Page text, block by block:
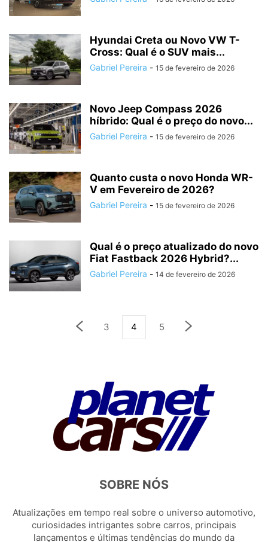
Hyundai Creta ou Novo VW T-
Cross: Qual é o SUV mais...
Gabriel Pereira - 15 de fevereiro de 2026
Novo Jeep Compass 2026
híbrido: Qual é o preço do novo...
Gabriel Pereira - 15 de fevereiro de 2026
Quanto custa o novo Honda WR-
V em Fevereiro de 2026?
Gabriel Pereira - 15 de fevereiro de 2026
Qual é o preço atualizado do novo
Fiat Fastback 2026 Hybrid?...
Gabriel Pereira - 14 de fevereiro de 2026
3 4 5
SOBRE NÓS
Atualizações em tempo real sobre o universo automotivo,
curiosidades intrigantes sobre carros, principais
lançamentos e últimas tendências do mundo da